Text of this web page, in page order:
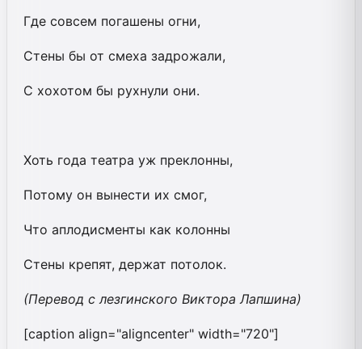
Где совсем погашены огни,
Стены бы от смеха задрожали,
С хохотом бы рухнули они.
Хоть года театра уж преклонны,
Потому он вынести их смог,
Что аплодисменты как колонны
Стены крепят, держат потолок.
(Перевод с лезгинского Виктора Лапшина)
[caption align="aligncenter" width="720"]